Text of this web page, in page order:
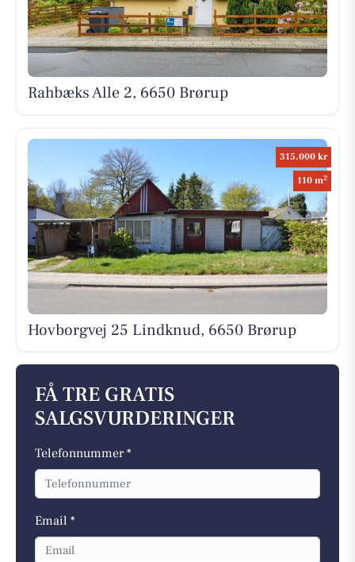
Rahbæks Alle 2, 6650 Brørup
315.000 kr
110 m2
Hovborgvej 25 Lindknud, 6650 Brørup
FÅ TRE GRATIS
SALGSVURDERINGER
Telefonnummer *
Email *